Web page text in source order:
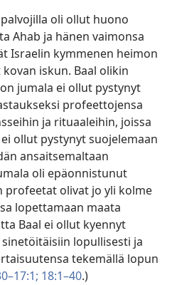
oli ollut huono
Ahab ja hänen vaimonsa
Israelin kymmenen heimon
iskun. Baal olikin
jumala ei ollut pystynyt
profeettojensa
ja rituaaleihin, joissa
ollut pystynyt suojelemaan
ansaitsemaltaan
oli epäonnistunut
profeetat olivat jo yli kolme
lopettamaan maata
Baal ei ollut kyennyt
lopullisesti ja
tekemällä lopun
18:1–40.)